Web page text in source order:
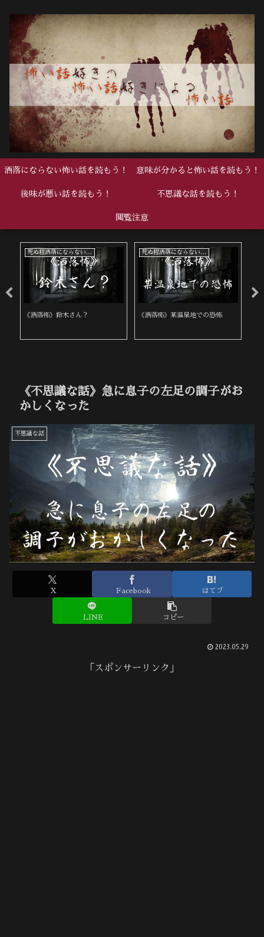
洒落にならない怖い話を読もう！ 意味が分かると怖い話を読もう！
後味が悪い話を読もう！ 不思議な話を読もう！
閲覧注意
死ぬ程洒落にならない怖い話
《洒落怖》鈴木さん？
死ぬ程洒落にならない怖い話
《洒落怖》某温泉地での恐怖
《不思議な話》急に息子の左足の調子がお
かしくなった
不思議な話
X Facebook はてブ
LINE コピー
2023.05.29
「スポンサーリンク」